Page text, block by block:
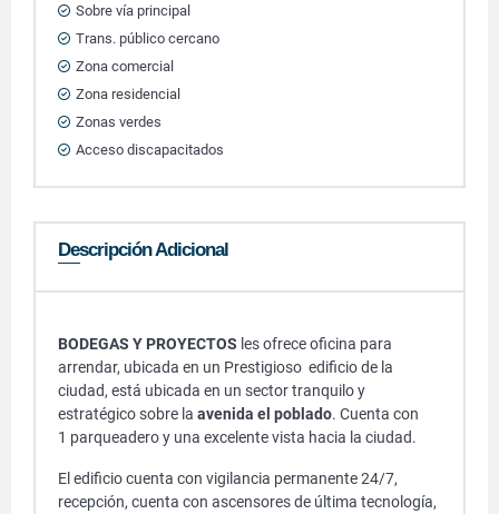
Sobre vía principal
Trans. público cercano
Zona comercial
Zona residencial
Zonas verdes
Acceso discapacitados
Descripción Adicional
BODEGAS Y PROYECTOS les ofrece oficina para
arrendar, ubicada en un Prestigioso edificio de la
ciudad, está ubicada en un sector tranquilo y
estratégico sobre la avenida el poblado. Cuenta con
1 parqueadero y una excelente vista hacia la ciudad.
El edificio cuenta con vigilancia permanente 24/7,
recepción, cuenta con ascensores de última tecnología,